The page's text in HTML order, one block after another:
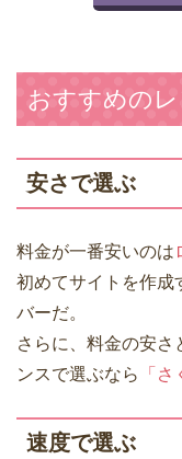
おすすめの
安さで選ぶ
料金が一番安いのは
初めてサイトを作成
バーだ。
さらに、料金の安さ
ンスで選ぶなら
「
速度で選ぶ